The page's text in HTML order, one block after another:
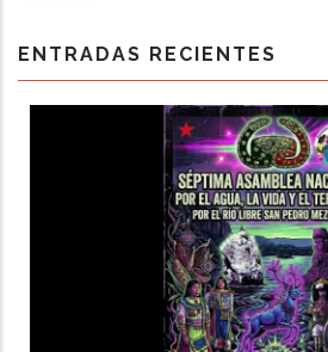
ENTRADAS RECIENTES